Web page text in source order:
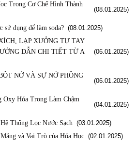
Trong Cơ Chế Hình Thành
(08.01.2025)
sử dụng để làm soda? (08.01.2025)
LẠP XƯỞNG TỰ TAY
DẪN CHI TIẾT TỪ A
(06.01.2025)
NỞ VÀ SỰ NỞ PHỒNG
(06.01.2025)
Oxy Hóa Trong Làm Chậm
(04.01.2025)
Thống Lọc Nước Sạch (03.01.2025)
và Vai Trò của Hóa Học (02.01.2025)